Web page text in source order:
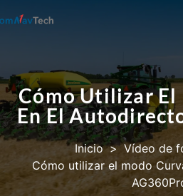
Cómo Utilizar El
En El
Inicio > Vídeo de
Cómo utilizar el modo